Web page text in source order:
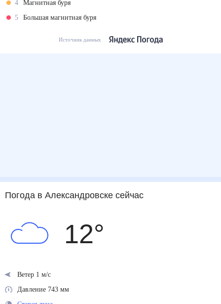
4
Магнитная буря
5
Большая магнитная буря
Источник данных
Погода в Александровске сейчас
12°
Ветер 1 м/с
Давление 743 мм